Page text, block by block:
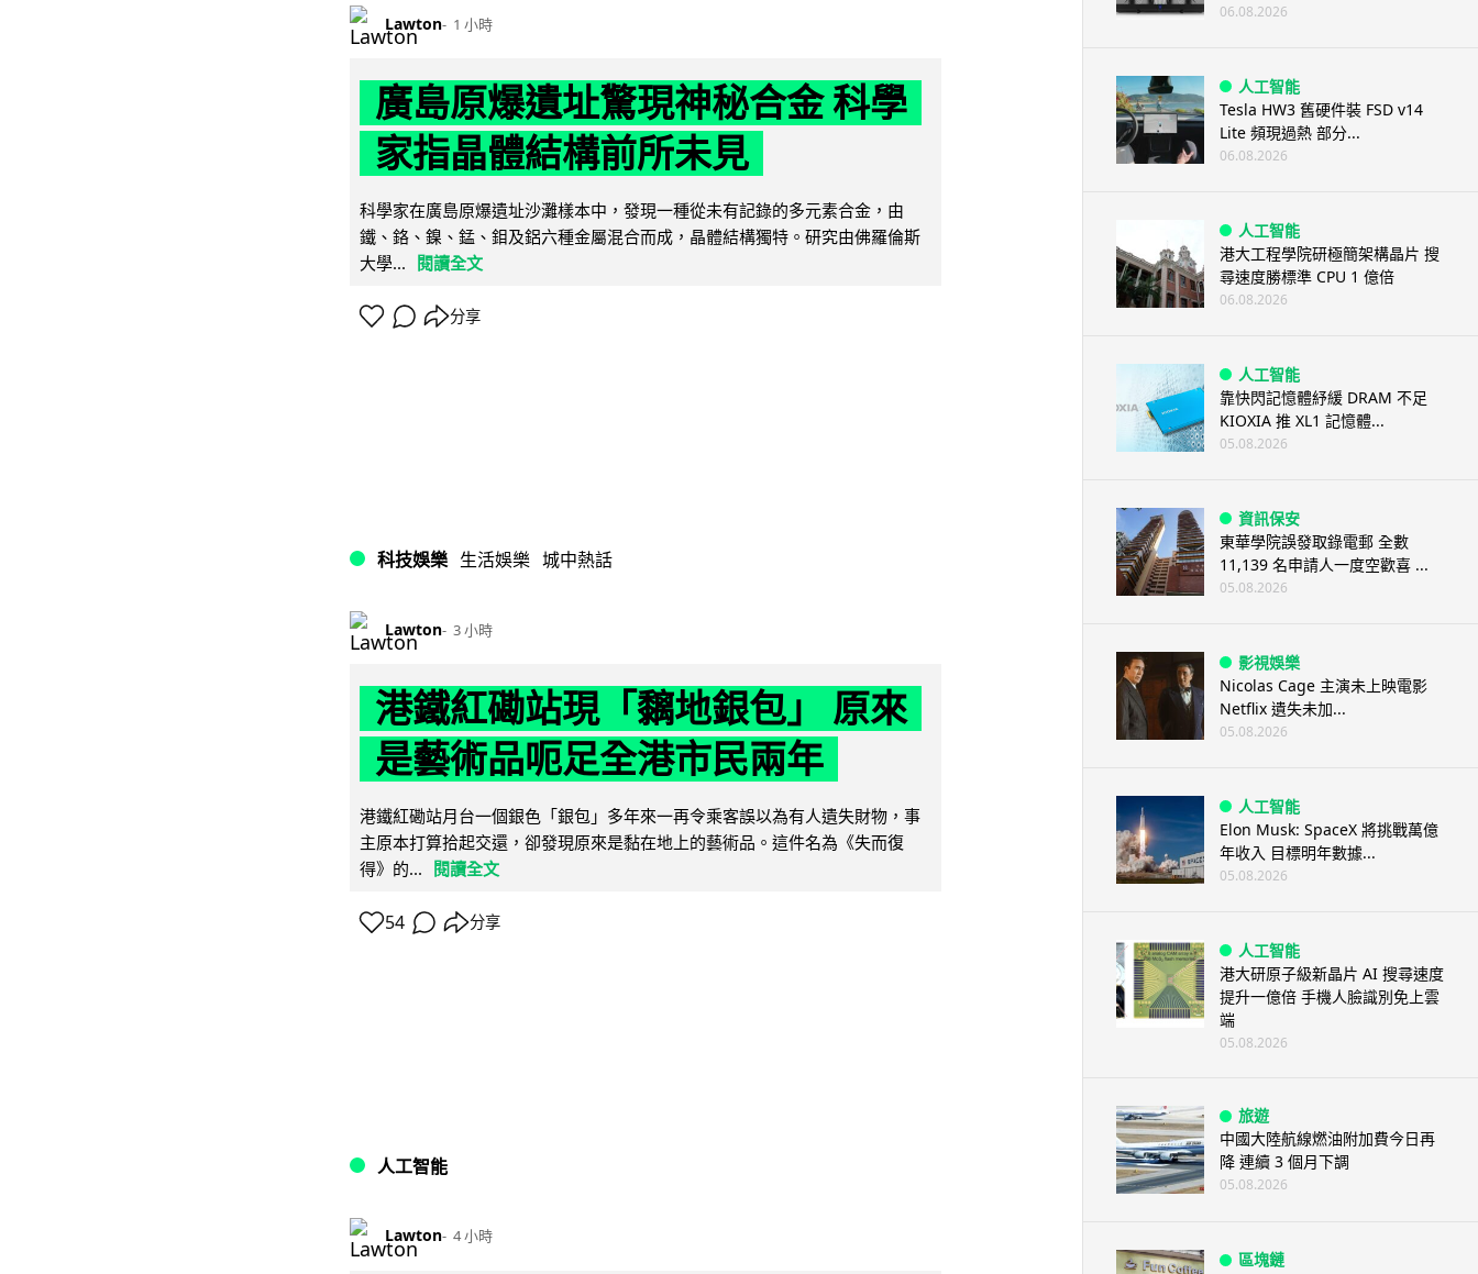
Lawton 1 小時
廣島原爆遺址驚現神秘合金 科學
家指晶體結構前所未見
科學家在廣島原爆遺址沙灘樣本中，發現一種從未有記錄的多元素合金，由
鐵、鉻、鎳、錳、鉬及鋁六種金屬混合而成，晶體結構獨特。研究由佛羅倫斯
大學...
閱讀全文
分享
科技娛樂 生活娛樂 城中熱話
Lawton 3 小時
港鐵紅磡站現「黐地銀包」 原來
是藝術品呃足全港市民兩年
港鐵紅磡站月台一個銀色「銀包」多年來一再令乘客誤以為有人遺失財物，事
主原本打算拾起交還，卻發現原來是黏在地上的藝術品。這件名為《失而復
得》的...
閱讀全文
54 分享
人工智能
Lawton 4 小時
06.08.2026
人工智能
Tesla HW3 舊硬件裝 FSD v14
Lite 頻現過熱 部分...
06.08.2026
人工智能
港大工程學院研極簡架構晶片 搜
尋速度勝標準 CPU 1 億倍
06.08.2026
人工智能
靠快閃記憶體紓緩 DRAM 不足
KIOXIA 推 XL1 記憶體...
05.08.2026
資訊保安
東華學院誤發取錄電郵 全數
11,139 名申請人一度空歡喜 ...
05.08.2026
影視娛樂
Nicolas Cage 主演未上映電影
Netflix 遺失未加...
05.08.2026
人工智能
Elon Musk: SpaceX 將挑戰萬億
年收入 目標明年數據...
05.08.2026
人工智能
港大研原子級新晶片 AI 搜尋速度
提升一億倍 手機人臉識別免上雲
端
05.08.2026
旅遊
中國大陸航線燃油附加費今日再
降 連續 3 個月下調
05.08.2026
區塊鏈